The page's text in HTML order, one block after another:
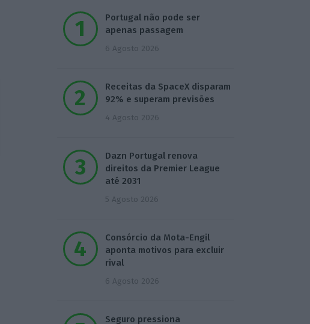
Portugal não pode ser
apenas passagem
6 Agosto 2026
Receitas da SpaceX disparam
92% e superam previsões
4 Agosto 2026
Dazn Portugal renova
direitos da Premier League
até 2031
5 Agosto 2026
Consórcio da Mota-Engil
aponta motivos para excluir
rival
6 Agosto 2026
Seguro pressiona